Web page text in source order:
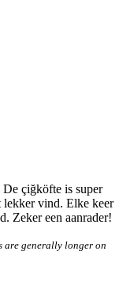
çiğköfte is super
lekker vind. Elke keer
Zeker een aanrader!
are generally longer on